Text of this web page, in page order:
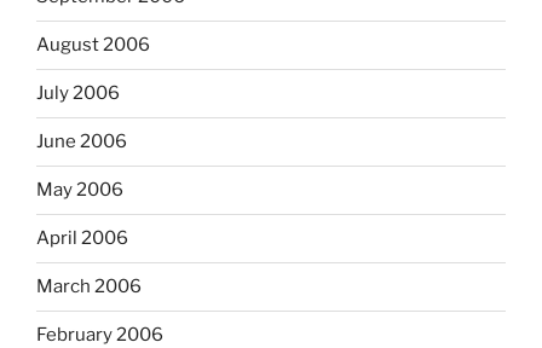
August 2006
July 2006
June 2006
May 2006
April 2006
March 2006
February 2006